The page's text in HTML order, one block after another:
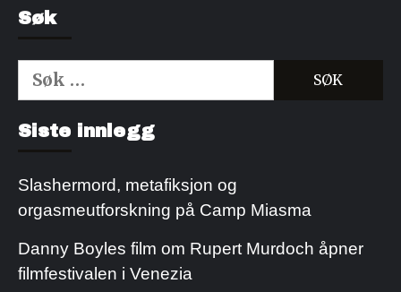
Søk
Søk
etter:
Siste innlegg
Slashermord, metafiksjon og
orgasmeutforskning på Camp Miasma
Danny Boyles film om Rupert Murdoch åpner
filmfestivalen i Venezia